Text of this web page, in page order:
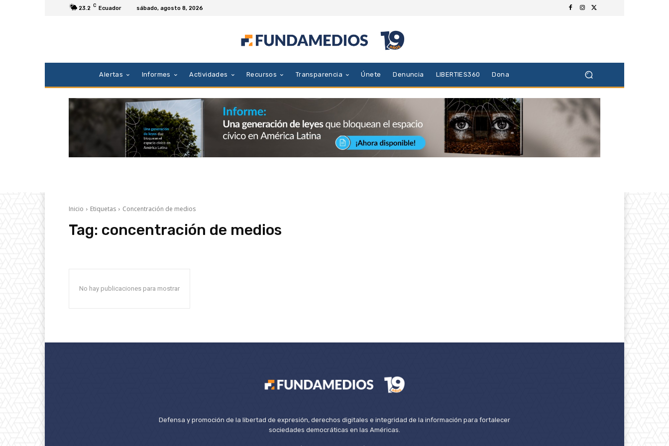
23.2 C Ecuador sábado, agosto 8, 2026
Alertas Informes Actividades Recursos Transparencia Únete Denuncia LIBERTIES360 Dona
Inicio Etiquetas Concentración de medios
Tag: concentración de medios
No hay publicaciones para mostrar
Defensa y promoción de la libertad de expresión, derechos digitales e integridad de la información para fortalecer
sociedades democráticas en las Américas.